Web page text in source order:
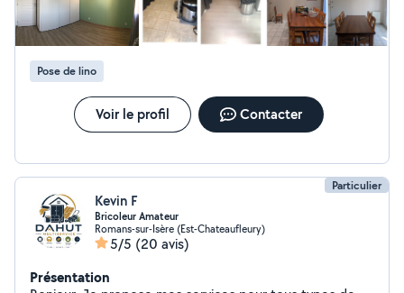
Montage de meubles et pose cuisine - Petite plomberie
- Électricité (petits travaux) - Carrelage (petites
surfaces) Chaque intervention est réalisée avec rigueur
et souci du détail, dans un esprit de confiance et de
proximité. N'hésitez pas à me contacter pour échanger
sur votre projet et obtenir un devis (déplacement
gratuit) A bientôt !
Pose de lino
Voir le profil Contacter
Particulier
Kevin F
Bricoleur Amateur
Romans-sur-Isère (Est-Chateaufleury)
5/5 (20 avis)
Présentation